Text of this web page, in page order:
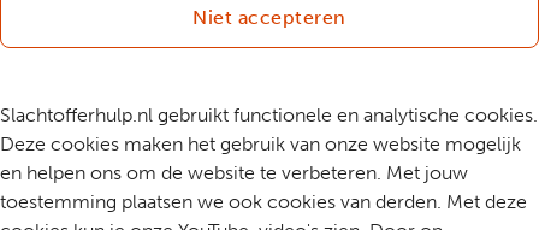
Niet accepteren
Slachtofferhulp.nl gebruikt functionele en analytische cookies.
Deze cookies maken het gebruik van onze website mogelijk
en helpen ons om de website te verbeteren. Met jouw
toestemming plaatsen we ook cookies van derden. Met deze